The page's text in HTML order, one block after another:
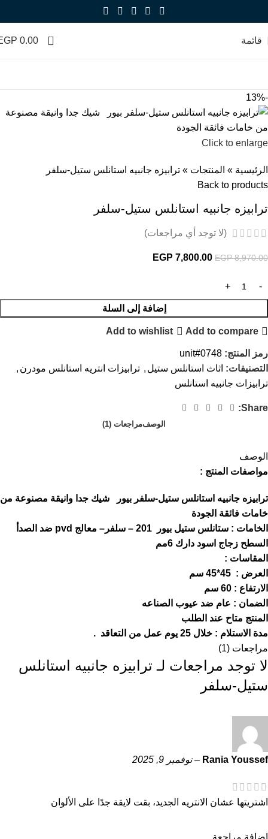
قائمة 0
0.00
-13%
Click to enlarge
الرئيسية » المنتجات » ترابيزه جانبيه استانلس ستيل-سلفر
Back to products
ترابيزه جانبيه استانلس ستيل-سلفر
(لا توجد أي مراجعات)
EGP8,970.00
EGP 7,800.00
إضافة إلى السلة
Add to compare
Add to wishlist
رمز المنتج: unit#0748
التصنيفات: اثاث استانلس ستيل , ترابيزات انتريه استانلس مودرن ,
ترابيزات جانبيه استانلس
Share:
الوصفمراجعات (1)
الوصف
مواصفات المنتج :
ترابيزه جانبيه استانلس ستيل-سلفر بيور شيك جدا وانيقة مصنوعة من
خامات فائقة الجودة
الخامات : ستانلس ستيل بيور 201 – سلفر– معالج pvd ضد الصدأ
السطح زجاج اسود دارك 6مم
المقاسات :
العرض : 45*45 سم
الارتفاع : 60 سم
الضمان : عام ضد عيوب الصناعه
المنتج متاح عند الطلب
مدة الاستلام : خلال 25 يوم عمل من التعاقد .
مراجعات (1)
لا توجد مراجعات لـ ترابيزه جانبيه استانلس
ستيل-سلفر
Rania Youssef
– نوفمبر 9, 2025
اشتريتها عشان الانتريه الجديد، بقت لايقة جدًا على الألوان
إضافة مراجعة